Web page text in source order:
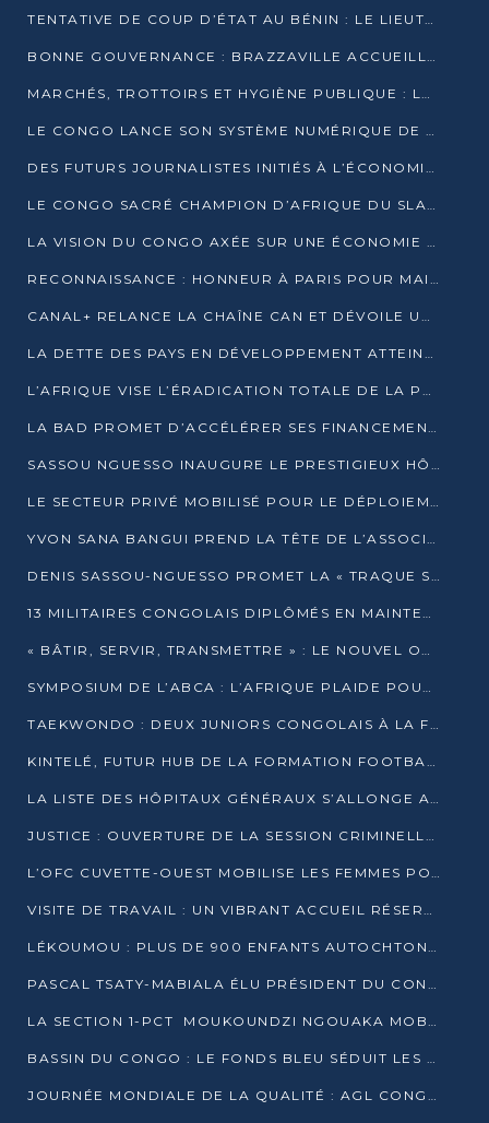
TENTATIVE DE COUP D’ÉTAT AU BÉNIN : LE LIEUTENANT-COLONEL TIGRI S’AUTOPROCLAME CHEF D’UN COMITÉ MILITAIRE
BONNE GOUVERNANCE : BRAZZAVILLE ACCUEILLE LES PREMIÈRES JOURNÉES CONGOLAISES DE L’ÉVALUATION
MARCHÉS, TROTTOIRS ET HYGIÈNE PUBLIQUE : LE GOUVERNEMENT DURCIT LE TON
LE CONGO LANCE SON SYSTÈME NUMÉRIQUE DE VÉRIFICATION DU BOIS
DES FUTURS JOURNALISTES INITIÉS À L’ÉCONOMIE BLEUE DURABLE
LE CONGO SACRÉ CHAMPION D’AFRIQUE DU SLAM 2025
LA VISION DU CONGO AXÉE SUR UNE ÉCONOMIE BAS CARBONE AU RENDEZ-VOUS DE MONACO 2025
RECONNAISSANCE : HONNEUR À PARIS POUR MAIXENT RAOUL OMINGA
CANAL+ RELANCE LA CHAÎNE CAN ET DÉVOILE UNE OFFRE EXCEPTIONNELLE POUR DÉCEMBRE
LA DETTE DES PAYS EN DÉVELOPPEMENT ATTEINT UN SOMMET HISTORIQUE ENTRE 2022 ET 2024
L’AFRIQUE VISE L’ÉRADICATION TOTALE DE LA POLIOMYÉLITE D’ICI 2026
LA BAD PROMET D’ACCÉLÉRER SES FINANCEMENTS AVEC LE MINISTÈRE DE L’ASSAINISSEMENT
SASSOU NGUESSO INAUGURE LE PRESTIGIEUX HÔTEL KEMPINSKI BRAZZAVILLE
LE SECTEUR PRIVÉ MOBILISÉ POUR LE DÉPLOIEMENT DE 19 MINI-CENTRALES SOLAIRES
YVON SANA BANGUI PREND LA TÊTE DE L’ASSOCIATION DES BANQUES CENTRALES AFRICAINES
DENIS SASSOU-NGUESSO PROMET LA « TRAQUE SANS RELÂCHE » DU GRAND BANDITISME
13 MILITAIRES CONGOLAIS DIPLÔMÉS EN MAINTENANCE INDUSTRIELLE APRÈS TROIS ANS DE FORMATION À L’UNIVERSITÉ MARIEN-NGOUABI
« BÂTIR, SERVIR, TRANSMETTRE » : LE NOUVEL OUVRAGE QUI INTERPELLE LES COLLECTIVITÉS
SYMPOSIUM DE L’ABCA : L’AFRIQUE PLAIDE POUR UN FINANCEMENT CLIMATIQUE ÉQUITABLE
TAEKWONDO : DEUX JUNIORS CONGOLAIS À LA FINALE D’OPEN SYRIES 2025 À ABIDJAN
KINTELÉ, FUTUR HUB DE LA FORMATION FOOTBALLISTIQUE AFRICAINE ?
LA LISTE DES HÔPITAUX GÉNÉRAUX S’ALLONGE AU CONGO
JUSTICE : OUVERTURE DE LA SESSION CRIMINELLE À BRAZZAVILLE AVEC 52 DOSSIERS AU RÔLE
L’OFC CUVETTE-OUEST MOBILISE LES FEMMES POUR ACCUEILLIR LE PRÉSIDENT DE LA RÉPUBLIQUE
VISITE DE TRAVAIL : UN VIBRANT ACCUEIL RÉSERVÉ À DENIS SASSOU-N’GUESSO PAR L’ASSOCIATION « LES AMIS DE WOMO »
LÉKOUMOU : PLUS DE 900 ENFANTS AUTOCHTONES REÇOIVENT DES KITS SCOLAIRES GRÂCE À L’ESPACE OPOKO
PASCAL TSATY-MABIALA ÉLU PRÉSIDENT DU CONSEIL NATIONAL DE L’UPADS
LA SECTION 1-PCT MOUKOUNDZI NGOUAKA MOBILISE 100 000 FCFA POUR LE 6ᵉ CONGRÈS DU PARTI
BASSIN DU CONGO : LE FONDS BLEU SÉDUIT LES BAILLEURS À BELÉM
JOURNÉE MONDIALE DE LA QUALITÉ : AGL CONGO FORME ET SENSIBILISE LES JEUNES TALENTS